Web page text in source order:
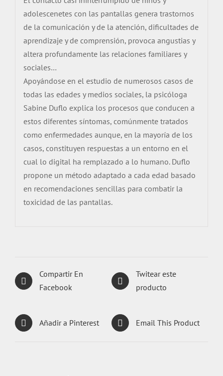
adolescenetes con las pantallas genera trastornos
de la comunicación y de la atención, dificultades de
aprendizaje y de comprensión, provoca angustias y
altera profundamente las relaciones familiares y
sociales…
Apoyándose en el estudio de numerosos casos de
todas las edades y medios sociales, la psicóloga
Sabine Duflo explica los procesos que conducen a
estos diferentes síntomas, comúnmente tratados
como enfermedades aunque, en la mayoría de los
casos, constituyen respuestas a un entorno en el
cual lo digital ha remplazado a lo humano. Duflo
propone un método adaptado a cada edad basado
en recomendaciones sencillas para combatir la
toxicidad de las pantallas.
Compartir En
Facebook
Twitear este
producto
Añadir a Pinterest Email This Product